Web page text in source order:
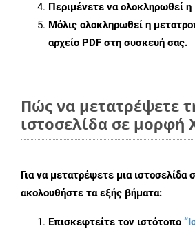
Περιμένετε να ολοκληρωθεί
Μόλις ολοκληρωθεί η
αρχείο PDF στη συσκευή σας.
Πώς να μετατρέψετε
ιστοσελίδα σε μορφή
Για να μετατρέψετε μια ιστοσελίδα
ακολουθήστε τα εξής βήματα:
Επισκεφτείτε τον ιστότοπο